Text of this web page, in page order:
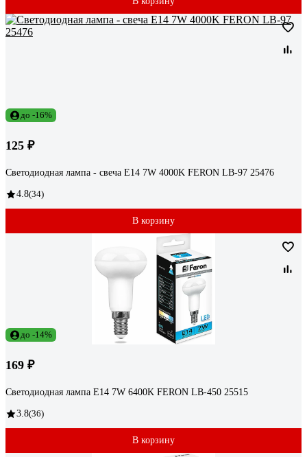
до -16%
125 ₽
Светодиодная лампа - свеча E14 7W 4000K FERON LB-97 25476
4.8(34)
В корзину
до -14%
169 ₽
Светодиодная лампа E14 7W 6400K FERON LB-450 25515
3.8(36)
В корзину